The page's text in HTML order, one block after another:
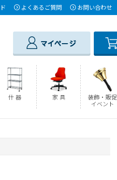
よくあるご質問 お問い合わせ
什 器 家 具
装飾・販促
イベント